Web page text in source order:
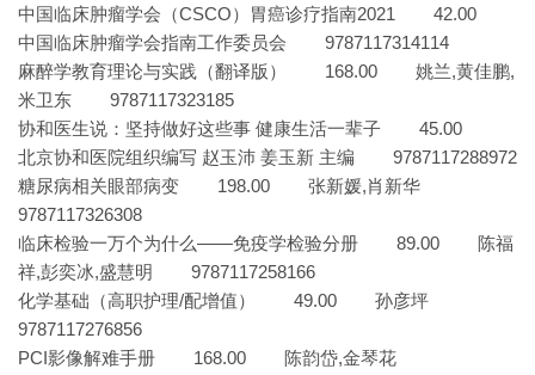
中国临床肿瘤学会（CSCO）胃癌诊疗指南2021 42.00
中国临床肿瘤学会指南工作委员会 9787117314114
麻醉学教育理论与实践（翻译版） 168.00 姚兰,黄佳鹏,
米卫东 9787117323185
协和医生说：坚持做好这些事 健康生活一辈子 45.00
北京协和医院组织编写 赵玉沛 姜玉新 主编 9787117288972
糖尿病相关眼部病变 198.00 张新媛,肖新华
9787117326308
临床检验一万个为什么——免疫学检验分册 89.00 陈福
祥,彭奕冰,盛慧明 9787117258166
化学基础（高职护理/配增值） 49.00 孙彦坪
9787117276856
PCI影像解难手册 168.00 陈韵岱,金琴花